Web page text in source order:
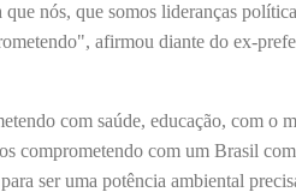
que nós, que somos lideranças
afirmou diante do ex-
com saúde, educação, com o
comprometendo com um Brasil
ser uma potência ambiental